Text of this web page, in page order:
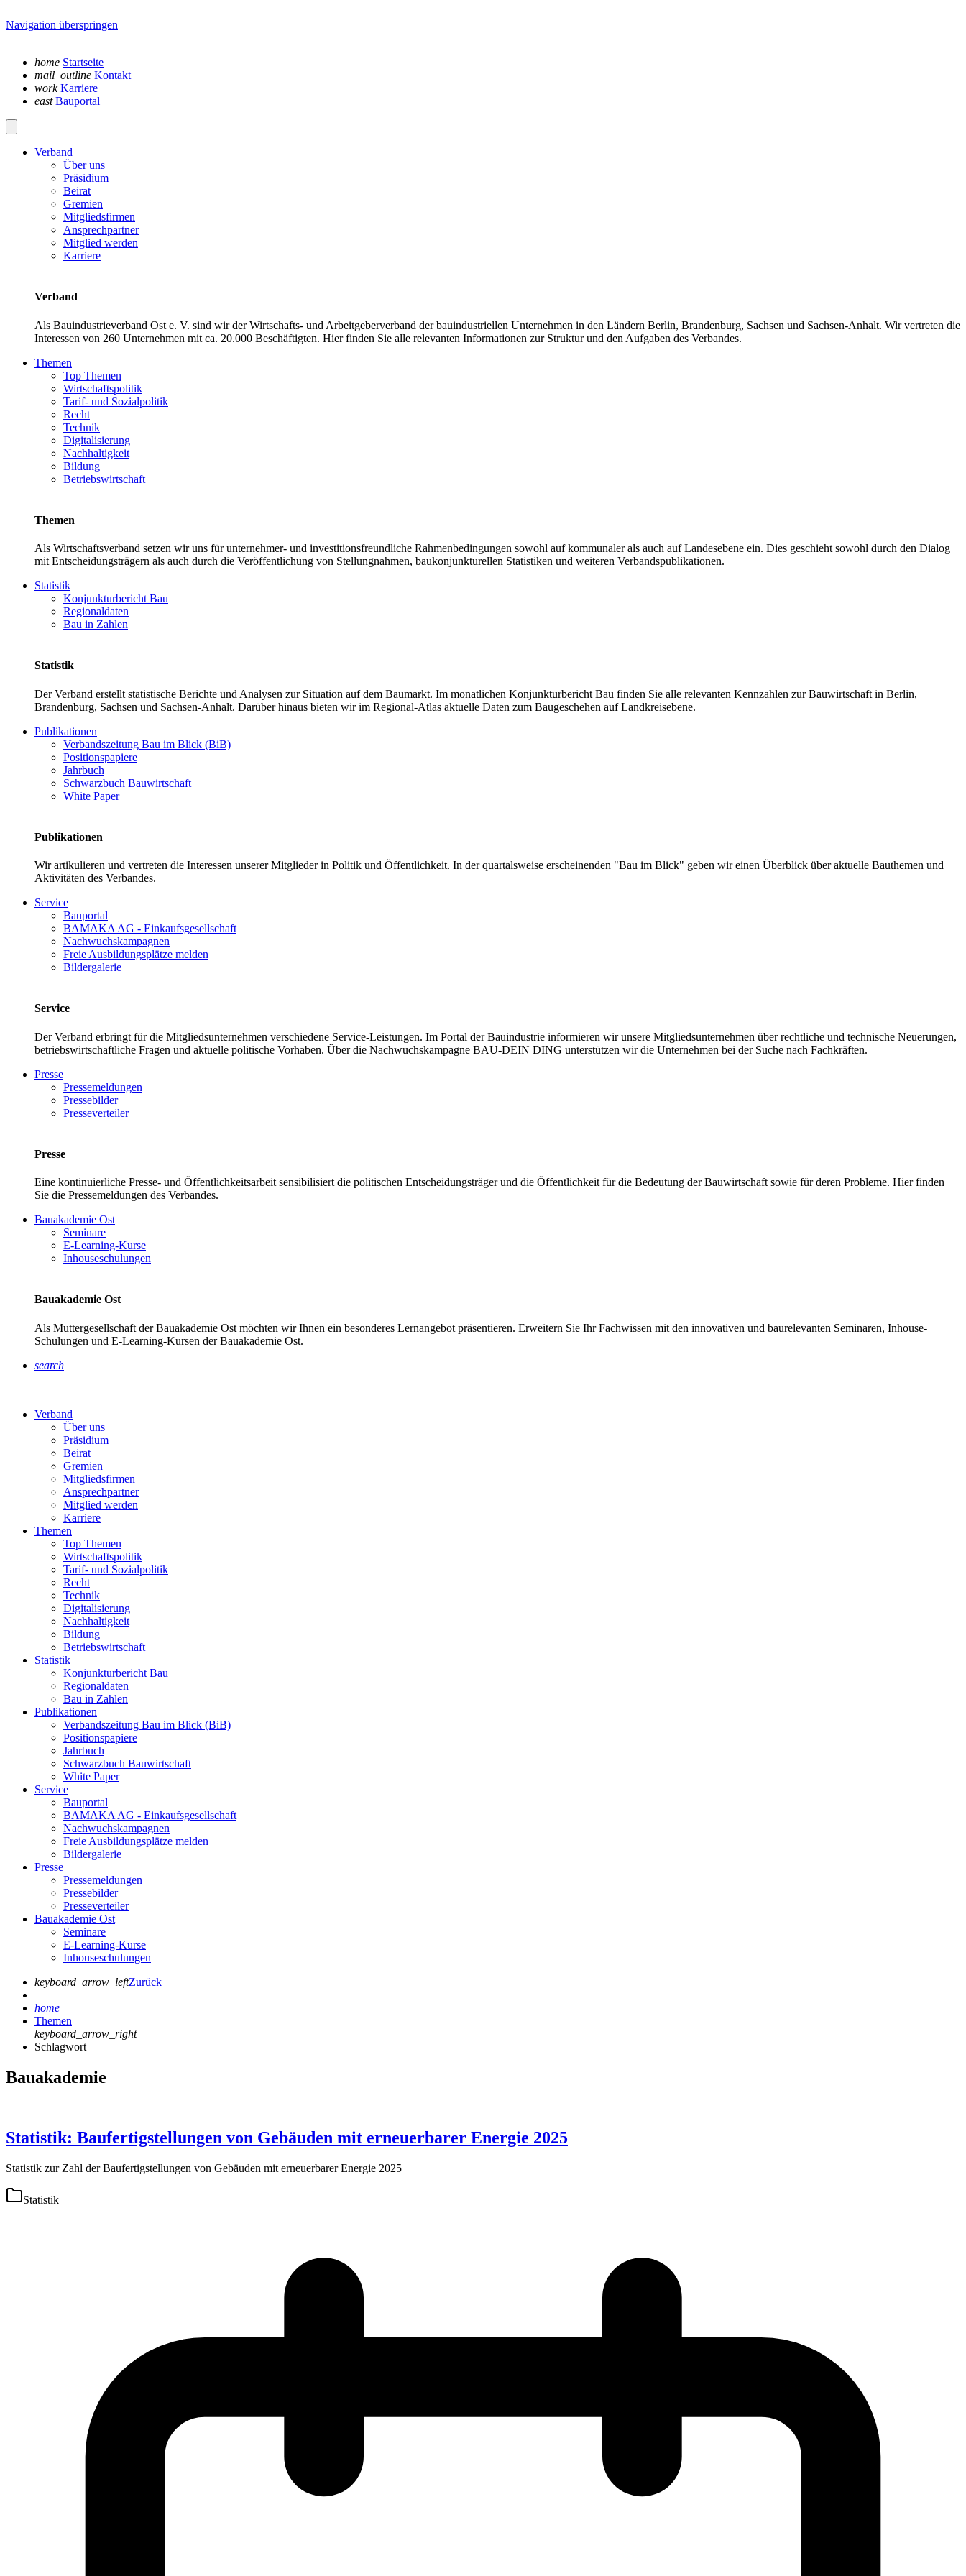
Navigation überspringen
home Startseite
mail_outline Kontakt
work Karriere
east Bauportal
Verband
Über uns
Präsidium
Beirat
Gremien
Mitgliedsfirmen
Ansprechpartner
Mitglied werden
Karriere
Verband
Als Bauindustrieverband Ost e. V. sind wir der Wirtschafts- und Arbeitgeberverband der bauindustriellen Unternehmen in den Ländern Berlin, Brandenburg, Sachsen und Sachsen-Anhalt. Wir vertreten die
Interessen von 260 Unternehmen mit ca. 20.000 Beschäftigten. Hier finden Sie alle relevanten Informationen zur Struktur und den Aufgaben des Verbandes.
Themen
Top Themen
Wirtschaftspolitik
Tarif- und Sozialpolitik
Recht
Technik
Digitalisierung
Nachhaltigkeit
Bildung
Betriebswirtschaft
Themen
Als Wirtschaftsverband setzen wir uns für unternehmer- und investitionsfreundliche Rahmenbedingungen sowohl auf kommunaler als auch auf Landesebene ein. Dies geschieht sowohl durch den Dialog
mit Entscheidungsträgern als auch durch die Veröffentlichung von Stellungnahmen, baukonjunkturellen Statistiken und weiteren Verbandspublikationen.
Statistik
Konjunkturbericht Bau
Regionaldaten
Bau in Zahlen
Statistik
Der Verband erstellt statistische Berichte und Analysen zur Situation auf dem Baumarkt. Im monatlichen Konjunkturbericht Bau finden Sie alle relevanten Kennzahlen zur Bauwirtschaft in Berlin,
Brandenburg, Sachsen und Sachsen-Anhalt. Darüber hinaus bieten wir im Regional-Atlas aktuelle Daten zum Baugeschehen auf Landkreisebene.
Publikationen
Verbandszeitung Bau im Blick (BiB)
Positionspapiere
Jahrbuch
Schwarzbuch Bauwirtschaft
White Paper
Publikationen
Wir artikulieren und vertreten die Interessen unserer Mitglieder in Politik und Öffentlichkeit. In der quartalsweise erscheinenden "Bau im Blick" geben wir einen Überblick über aktuelle Bauthemen und
Aktivitäten des Verbandes.
Service
Bauportal
BAMAKA AG - Einkaufsgesellschaft
Nachwuchskampagnen
Freie Ausbildungsplätze melden
Bildergalerie
Service
Der Verband erbringt für die Mitgliedsunternehmen verschiedene Service-Leistungen. Im Portal der Bauindustrie informieren wir unsere Mitgliedsunternehmen über rechtliche und technische Neuerungen,
betriebswirtschaftliche Fragen und aktuelle politische Vorhaben. Über die Nachwuchskampagne BAU-DEIN DING unterstützen wir die Unternehmen bei der Suche nach Fachkräften.
Presse
Pressemeldungen
Pressebilder
Presseverteiler
Presse
Eine kontinuierliche Presse- und Öffentlichkeitsarbeit sensibilisiert die politischen Entscheidungsträger und die Öffentlichkeit für die Bedeutung der Bauwirtschaft sowie für deren Probleme. Hier finden
Sie die Pressemeldungen des Verbandes.
Bauakademie Ost
Seminare
E-Learning-Kurse
Inhouseschulungen
Bauakademie Ost
Als Muttergesellschaft der Bauakademie Ost möchten wir Ihnen ein besonderes Lernangebot präsentieren. Erweitern Sie Ihr Fachwissen mit den innovativen und baurelevanten Seminaren, Inhouse-
Schulungen und E-Learning-Kursen der Bauakademie Ost.
search
Verband
Über uns
Präsidium
Beirat
Gremien
Mitgliedsfirmen
Ansprechpartner
Mitglied werden
Karriere
Themen
Top Themen
Wirtschaftspolitik
Tarif- und Sozialpolitik
Recht
Technik
Digitalisierung
Nachhaltigkeit
Bildung
Betriebswirtschaft
Statistik
Konjunkturbericht Bau
Regionaldaten
Bau in Zahlen
Publikationen
Verbandszeitung Bau im Blick (BiB)
Positionspapiere
Jahrbuch
Schwarzbuch Bauwirtschaft
White Paper
Service
Bauportal
BAMAKA AG - Einkaufsgesellschaft
Nachwuchskampagnen
Freie Ausbildungsplätze melden
Bildergalerie
Presse
Pressemeldungen
Pressebilder
Presseverteiler
Bauakademie Ost
Seminare
E-Learning-Kurse
Inhouseschulungen
keyboard_arrow_leftZurück
home
Themen
keyboard_arrow_right
Schlagwort
Bauakademie
Statistik: Baufertigstellungen von Gebäuden mit erneuerbarer Energie 2025
Statistik zur Zahl der Baufertigstellungen von Gebäuden mit erneuerbarer Energie 2025
Statistik